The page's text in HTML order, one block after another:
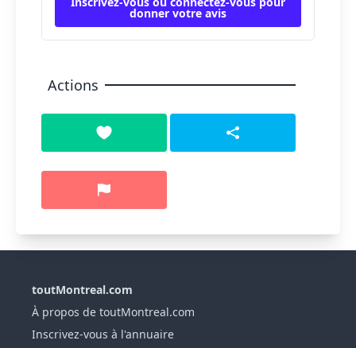
donner votre avis
Actions
toutMontreal.com
À propos de toutMontreal.com
Inscrivez-vous à l'annuaire